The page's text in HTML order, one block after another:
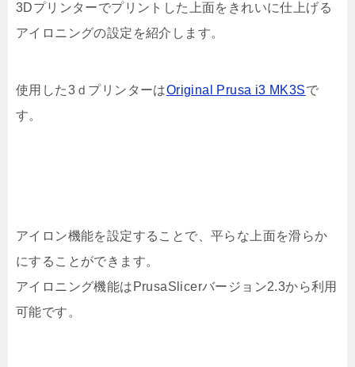
3Dプリンターでプリントした上面をきれいに仕上げる
アイロニングの設定を紹介します。
使用した3ｄプリンターはOriginal Prusa i3 MK3Sで
す。
アイロン機能を設定することで、平らな上面を滑らか
にすることができます。
アイロニング機能はPrusaSlicerバージョン2.3から利用
可能です。